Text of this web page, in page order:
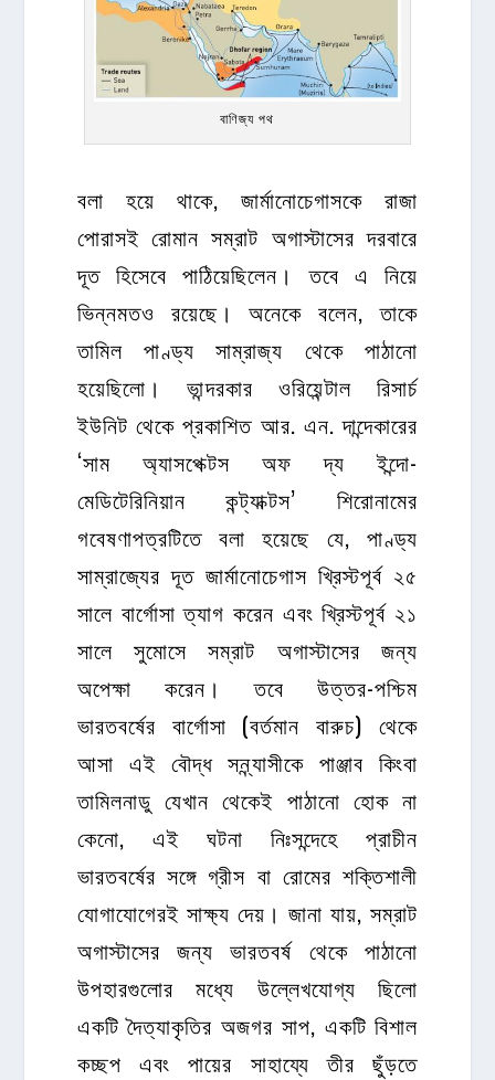
বাণিজ্য পথ
বলা হয়ে থাকে, জার্মানোচেগাসকে রাজা
পোরাসই রোমান সম্রাট অগাস্টাসের দরবারে
দূত হিসেবে পাঠিয়েছিলেন। তবে এ নিয়ে
ভিন্নমতও রয়েছে। অনেকে বলেন, তাকে
তামিল পাণ্ড্য সাম্রাজ্য থেকে পাঠানো
হয়েছিলো। ভান্দরকার ওরিয়েন্টাল রিসার্চ
ইউনিট থেকে প্রকাশিত আর. এন. দান্দেকারের
‘সাম অ্যাসপেক্টস অফ দ্য ইন্দো-
মেডিটেরিনিয়ান কন্ট্যাক্টস’ শিরোনামের
গবেষণাপত্রটিতে বলা হয়েছে যে, পাণ্ড্য
সাম্রাজ্যের দূত জার্মানোচেগাস খ্রিস্টপূর্ব ২৫
সালে বার্গোসা ত্যাগ করেন এবং খ্রিস্টপূর্ব ২১
সালে সুমোসে সম্রাট অগাস্টাসের জন্য
অপেক্ষা করেন। তবে উত্তর-পশ্চিম
ভারতবর্ষের বার্গোসা (বর্তমান বারুচ) থেকে
আসা এই বৌদ্ধ সন্ন্যাসীকে পাঞ্জাব কিংবা
তামিলনাডু যেখান থেকেই পাঠানো হোক না
কেনো, এই ঘটনা নিঃসন্দেহে প্রাচীন
ভারতবর্ষের সঙ্গে গ্রীস বা রোমের শক্তিশালী
যোগাযোগেরই সাক্ষ্য দেয়। জানা যায়, সম্রাট
অগাস্টাসের জন্য ভারতবর্ষ থেকে পাঠানো
উপহারগুলোর মধ্যে উল্লেখযোগ্য ছিলো
একটি দৈত্যাকৃতির অজগর সাপ, একটি বিশাল
কচ্ছপ এবং পায়ের সাহায্যে তীর ছুঁড়তে